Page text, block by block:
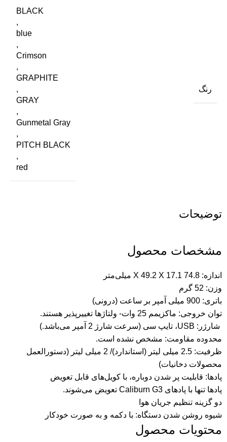
توضیحات
مشخصات محصول
اندازه: 74.8 X 49.2 X 17.1 میلی‌متر
وزن: 52 گرم
باتری: 900 میلی آمپر بر ساعت (درونی)
توان خروجی: ماکزیمم 25 وات- ولتاژ‌ها تغییرپذیر هستند.
شارژر: USB، تایپ سی (سرعت شارژ 2 آمپر می‌باشد.)
محدوده مقاومت: مشخص نشده است.
ظرفیت: 2.5 میلی لیتر (استاندارد)/ 2 میلی لیتر (دستورالعمل
محصولات دخانیات)
پادها: قابلیت پر شدن دوباره، با کویل‌های قابل تعویض
پادها تنها با پادهای Caliburn G3 تعویض می‌شوند.
دو گزینه تنظیم جریان هوا
شیوه روشن شدن دستگاه: با دکمه و به صورت خودکار
محتویات محصول
رنگ
BLACK
,
blue
,
Crimson
,
GRAPHITE
,
GRAY
,
Gunmetal Gray
,
PITCH BLACK
,
red